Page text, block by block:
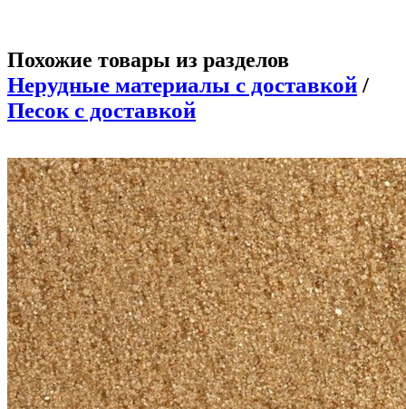
Похожие товары из разделов
Нерудные материалы с доставкой /
Песок с доставкой